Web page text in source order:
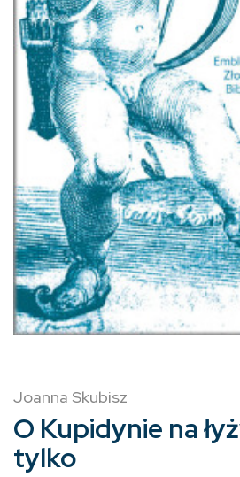
Joanna Skubisz
O Kupidynie na
tylko